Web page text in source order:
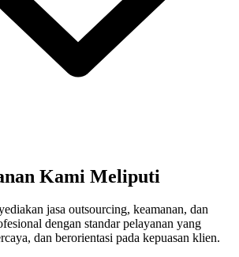
Kami Meliputi
jasa outsourcing, keamanan, dan
dengan standar pelayanan yang
dan berorientasi pada kepuasan klien.